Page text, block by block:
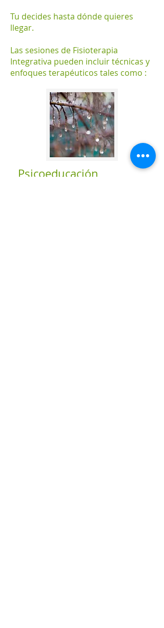
Tu decides hasta dónde quieres
llegar.
Las sesiones de Fisioterapia
Integrativa pueden incluir técnicas y
enfoques terapéuticos tales como :
Psicoeducación,